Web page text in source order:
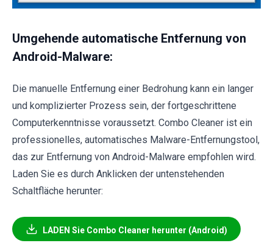
Umgehende automatische Entfernung von
Android-Malware:
Die manuelle Entfernung einer Bedrohung kann ein langer
und komplizierter Prozess sein, der fortgeschrittene
Computerkenntnisse voraussetzt. Combo Cleaner ist ein
professionelles, automatisches Malware-Entfernungstool,
das zur Entfernung von Android-Malware empfohlen wird.
Laden Sie es durch Anklicken der untenstehenden
Schaltfläche herunter:
LADEN Sie Combo Cleaner herunter (Android)